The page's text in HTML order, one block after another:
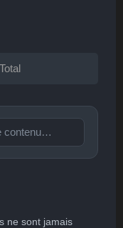
Publier
ne sont jamais